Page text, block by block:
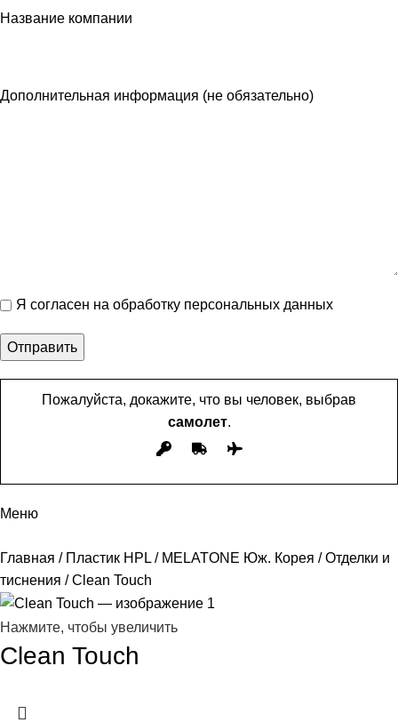
Название компании
Дополнительная информация (не обязательно)
Я согласен на обработку персональных данных
Пожалуйста, докажите, что вы человек, выбрав
самолет.
Меню
Главная Пластик HPL MELATONE Юж. Корея
Отделки и
тиснения
Clean Touch
Нажмите, чтобы увеличить
Clean Touch